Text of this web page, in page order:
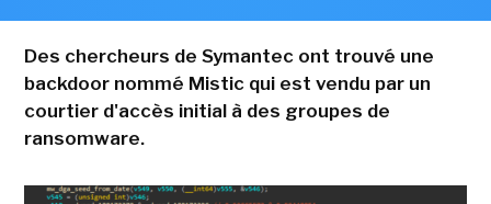
Des chercheurs de Symantec ont trouvé une
backdoor nommé Mistic qui est vendu par un
courtier d'accès initial à des groupes de
ransomware.